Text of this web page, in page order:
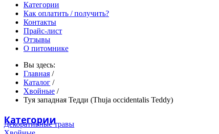
Категории
Как оплатить / получить?
Контакты
Прайс-лист
Отзывы
О питомнике
Вы здесь:
Главная /
Каталог /
Хвойные /
Туя западная Тедди (Thuja occidentalis Teddy)
Категории
Декоративные травы